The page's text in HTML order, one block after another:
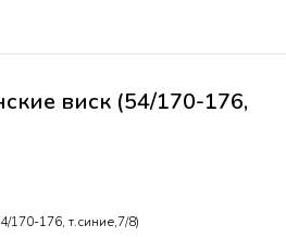
виск (54/170-176,
170-176, т.синие,7/8)